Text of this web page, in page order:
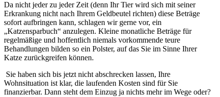
Da nicht jeder zu jeder Zeit (denn Ihr Tier wird sich mit seiner
Erkrankung nicht nach Ihrem Geldbeutel richten) diese Beträge
sofort aufbringen kann, schlagen wir gerne vor, ein
„Katzensparbuch“ anzulegen. Kleine monatliche Beträge für
regelmäßige und hoffentlich niemals vorkommende teure
Behandlungen bilden so ein Polster, auf das Sie im Sinne Ihrer
Katze zurückgreifen können.
Sie haben sich bis jetzt nicht abschrecken lassen, Ihre
Wohnsituation ist klar, die laufenden Kosten sind für Sie
finanzierbar. Dann steht dem Einzug ja nichts mehr im Wege oder?